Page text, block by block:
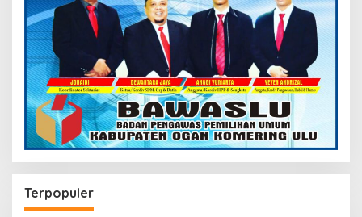
Terpopuler